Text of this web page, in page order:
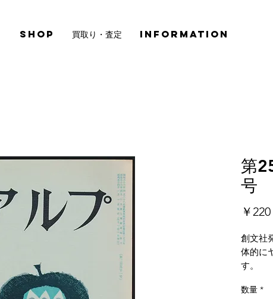
SHOP 買取り・査定 INFORMATION
第
号
￥220
創文社
体的に
す。
数量 *